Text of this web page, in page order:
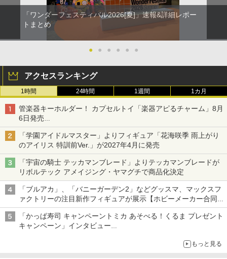
「ワンダーフェスティバル2026[夏]」速報&詳細レポー
トまとめ
● ● ● ● ● ●
アクセスランキング
1時間 24時間 1週間 1カ月
管楽器キーホルダー！ カプセルトイ「楽器アピるチャーム」8月
6日発売
チューバ、テナサクなど5種各3色
「学園アイドルマスター」よりフィギュア「花海咲季 雨上がり
のアイリス 特訓前Ver.」が2027年4月に発売
「宇宙の騎士 テッカマンブレード」よりテッカマンブレードが
リボルテック アメイジング・ヤマグチで商品化決定
「ブルアカ」、「バニーガーデン2」などグッスマ、マックスフ
ァクトリーの注目新作フィギュアが展示【ホビーメーカー合同展
示会】
「かっぱ寿司 キャンペーントミカ あそべる！くるま プレゼント
キャンペーン」インタビュー
もっと見る